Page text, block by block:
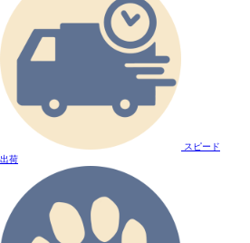
スピード
出荷